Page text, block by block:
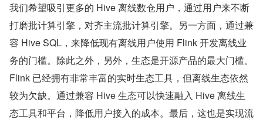
我们希望吸引更多的 Hive 离线数仓用户，通过用户来不断
打磨批计算引擎，对齐主流批计算引擎。另一方面，通过兼
容 Hive SQL，来降低现有离线用户使用 Flink 开发离线业
务的门槛。除此之外，另外，生态是开源产品的最大门槛。
Flink 已经拥有非常丰富的实时生态工具，但离线生态依然
较为欠缺。通过兼容 Hive 生态可以快速融入 Hive 离线生
态工具和平台，降低用户接入的成本。最后，这也是实现流